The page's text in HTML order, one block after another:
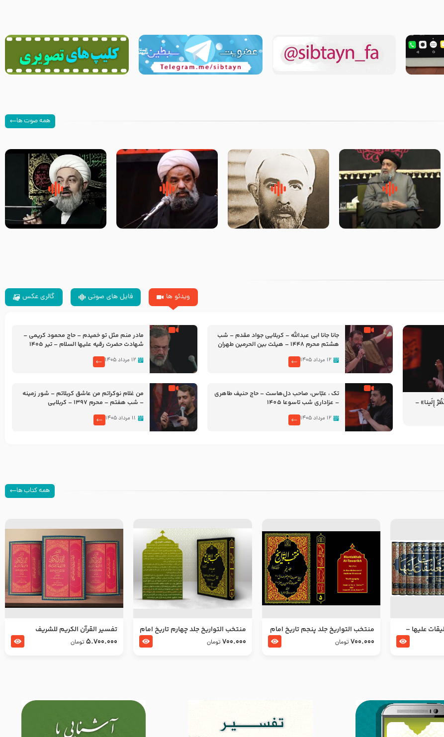
همه صوت ها
لقب حضرت رقیه سلام الله علیها
به چه معناست – حجت الاسلام
روضه‌ی مجلس یزید ملعون و
اسارت اهل‌بیت علیهم‌السلام –
سلام جوانی که امام حسین علیه
السلام خودش جوابش را دادند
زیارتی که اسباب رزق زیاد و عمر
طولانی است حجت السلام حسین
ویدئو ها فایل های صوتی گالری عکس
إِلَینا» –
جانا جانا ابی عبدالله – کربلایی جواد مقدم – شب
هشتم محرم 1448 – هیئت بین الحرمین طهران
۱۲ مرداد ۱۴۰۵
مادر منم مثل تو خمیدم – حاج محمود کریمی –
شهادت حضرت رقیه علیها السلام – تیر ۱۴۰۵
۱۲ مرداد ۱۴۰۵
تک ، عبّاس، صاحب دل‌هاست – حاج حنیف طاهری
– عزاداری شب تاسوعا 1405
۱۲ مرداد ۱۴۰۵
من غلام نوکراتم من عاشق کربلاتم – شور زمینه
– شب هفتم – محرم 1397 – کربلایی
۱۱ مرداد ۱۴۰۵
همه کتاب ها
عليها –
منتخب التواریخ جلد پنجم تاریخ امام
جعفر صادق و امام موسی بن جعفر
700.000 تومان
منتخب التواریخ جلد چهارم تاریخ امام
زین العابدین و امام محمد باقر
700.000 تومان
تفسير القرآن الكريم للشريف
المرتضي قدس سرّه
5.700.000 تومان